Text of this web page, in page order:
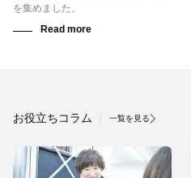
を集めました。
お役立ちコラム 一覧を見る